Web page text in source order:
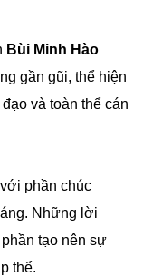
Bùi Minh Hào
gần gũi, thể hiện
và toàn thể cán
phần chúc
Những lời
tạo nên sự
thể.